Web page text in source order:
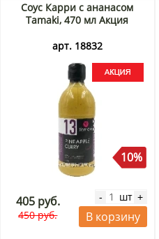
Соус Карри с ананасом
Tamaki, 470 мл Акция
арт. 18832
10%
405 руб.
450 руб.
- шт +
В корзину